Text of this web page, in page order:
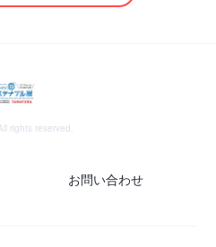
rights reserved.
お問い合わせ